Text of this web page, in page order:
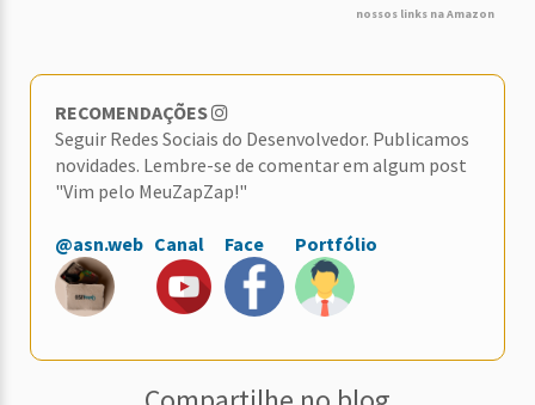
nossos links na Amazon
RECOMENDAÇÕES
Seguir Redes Sociais do Desenvolvedor. Publicamos
novidades. Lembre-se de comentar em algum post
"Vim pelo MeuZapZap!"
@asn.web Canal Face Portfólio